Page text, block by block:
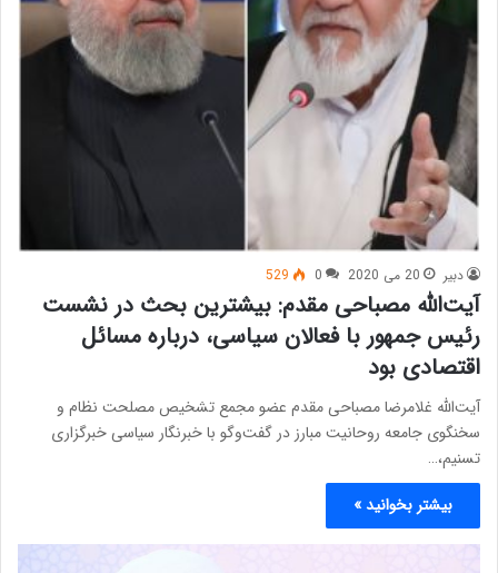
دبیر 20 می 2020 0
529
آیت‌الله مصباحی مقدم: بیشترین بحث در نشست
رئیس جمهور با فعالان سیاسی، درباره مسائل
اقتصادی بود
آیت‌الله غلامرضا مصباحی مقدم عضو مجمع تشخیص مصلحت نظام و
سخنگوی جامعه روحانیت مبارز در گفت‌وگو با خبرنگار سیاسی خبرگزاری
تسنیم،…
بیشتر بخوانید »